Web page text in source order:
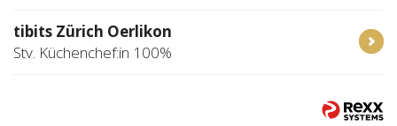
tibits Zürich Oerlikon
Stv. Küchenchef:in 100%